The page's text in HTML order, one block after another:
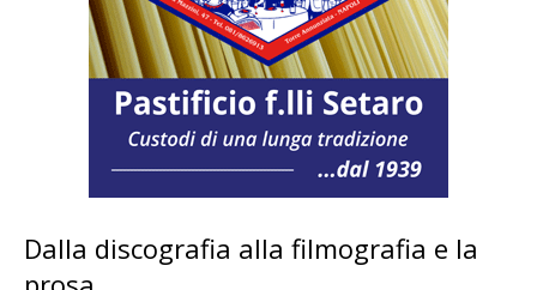
Dalla discografia alla filmografia e la